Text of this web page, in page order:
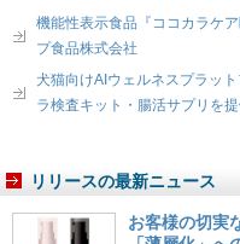
機能性表示食品『ココカラケ
プ食品株式会社
犬猫向けAIウェルネスプラッ
ラ検査キット・腸活サプリを
リリースの最新ニュース
お客様の切実